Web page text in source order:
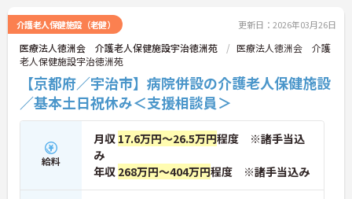
介護老人保健施設（老健） 更新日：2026年03月26日
医療法人徳洲会 介護老人保健施設宇治徳洲苑
医療法人徳洲会 介護
老人保健施設宇治徳洲苑
【京都府／宇治市】病院併設の介護老人保健施設
／基本土日祝休み＜支援相談員＞
給料
月収 17.6万円～26.5万円程度 ※諸手当込
み
年収 268万円～404万円程度 ※諸手当込み